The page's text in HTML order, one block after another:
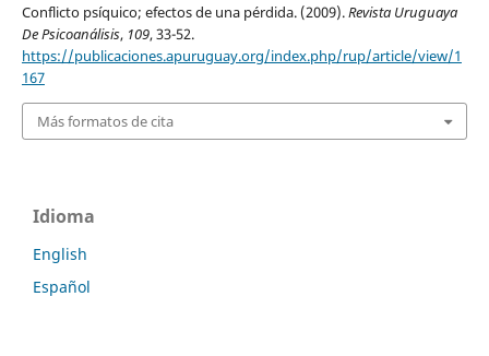
Conflicto psíquico; efectos de una pérdida. (2009).Revista Uruguaya
De Psicoanálisis, 109, 33-52.
https://publicaciones.apuruguay.org/index.php/rup/article/view/1
167
Más formatos de cita
Idioma
English
Español